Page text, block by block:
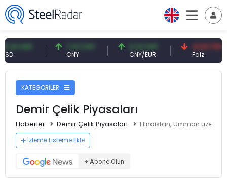
7,10 CNY 0,13 CNY
CNY/EUR
41,53 TRY
KATEGORİLER
Demir Çelik Piyasaları
Haberler Demir Çelik Piyasaları Hindistan, Umman
İzleme Listeme Ekle
+ Abone Olun